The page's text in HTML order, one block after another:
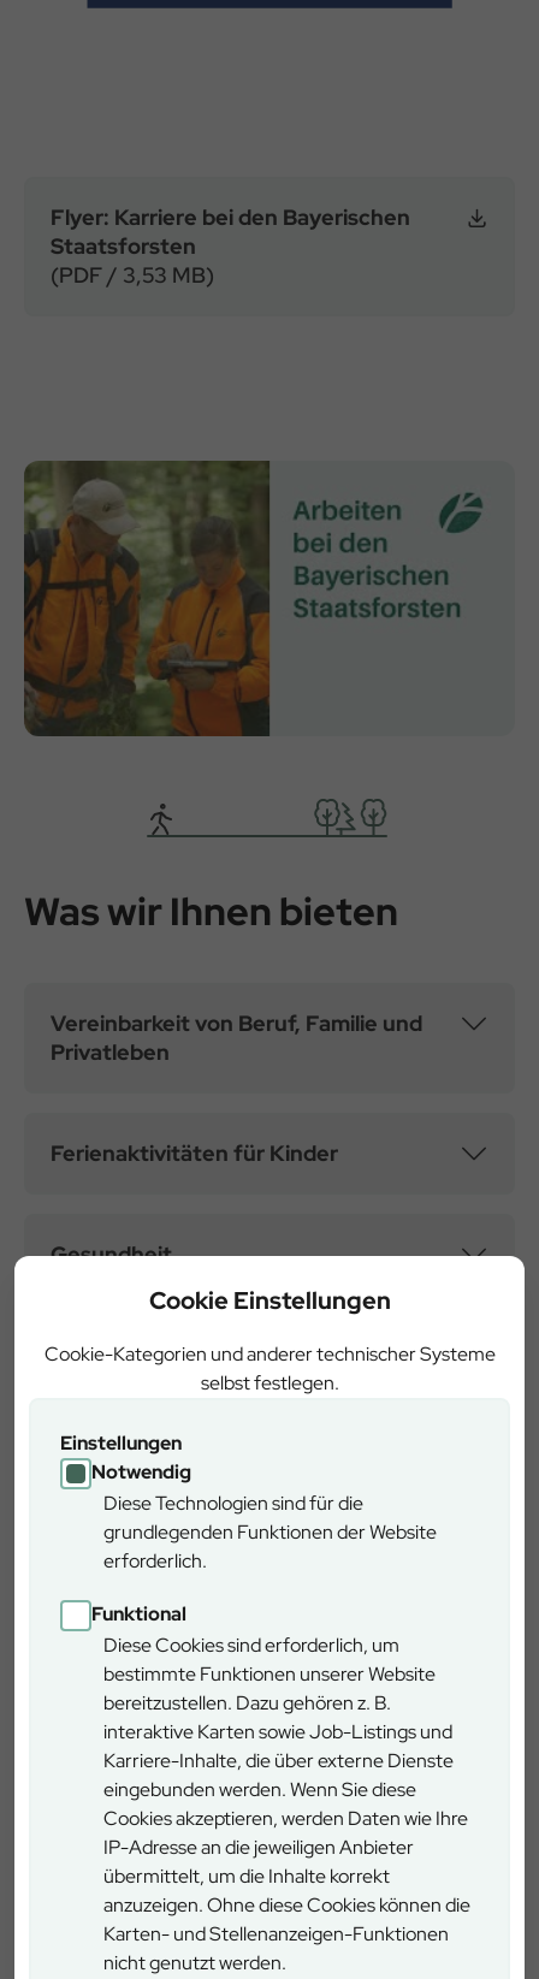
Cookie Einstellungen
Cookie-Kategorien und anderer technischer Systeme
selbst festlegen.
Einstellungen
Notwendig
Diese Technologien sind für die
grundlegenden Funktionen der Website
erforderlich.
Funktional
Diese Cookies sind erforderlich, um
bestimmte Funktionen unserer Website
bereitzustellen. Dazu gehören z. B.
interaktive Karten sowie Job-Listings und
Karriere-Inhalte, die über externe Dienste
eingebunden werden. Wenn Sie diese
Cookies akzeptieren, werden Daten wie Ihre
IP-Adresse an die jeweiligen Anbieter
übermittelt, um die Inhalte korrekt
anzuzeigen. Ohne diese Cookies können die
Karten- und Stellenanzeigen-Funktionen
nicht genutzt werden.
Flyer: Karriere bei den Bayerischen
Staatsforsten
(PDF / 3,53 MB)
Was wir Ihnen bieten
Vereinbarkeit von Beruf, Familie und
Privatleben
Ferienaktivitäten für Kinder
Gesundheit
Arbeitsschutz
Weiterbildung
Bezahlung
Sinnstiftende Tätigkeit
Unternehmenskultur
Top IT-Ausstattung
Betriebliche Altersvorsorge